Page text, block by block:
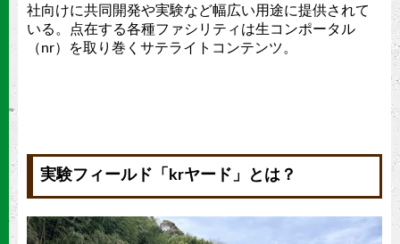
社向けに共同開発や実験など幅広い用途に提供されて
いる。点在する各種ファシリティは生コンポータル
（nr）を取り巻くサテライトコンテンツ。
実験フィールド「krヤード」とは？